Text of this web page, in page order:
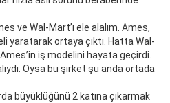
ve Wal-Mart’ı ele alalım. Ames,
yaratarak ortaya çıktı. Hatta Wal-
iş modelini hayata geçirdi.
Oysa bu şirket şu anda ortada
büyüklüğünü 2 katına çıkarmak